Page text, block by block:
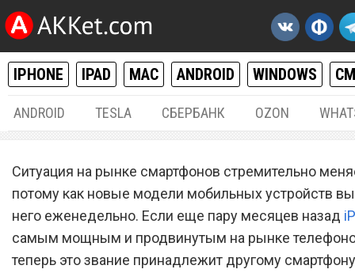
IPHONE IPAD MAC ANDROID WINDOWS
ANDROID TESLA СБЕРБАНК OZON
Samsung Galaxy S8+ резко
подешевел почти в два
за нового Galaxy S9+
Ситуация на рынке смартфонов стремительно
потому как новые модели мобильных устройств
него еженедельно. Если еще пару месяцев назад
самым мощным и продвинутым на рынке
теперь это звание принадлежит другому